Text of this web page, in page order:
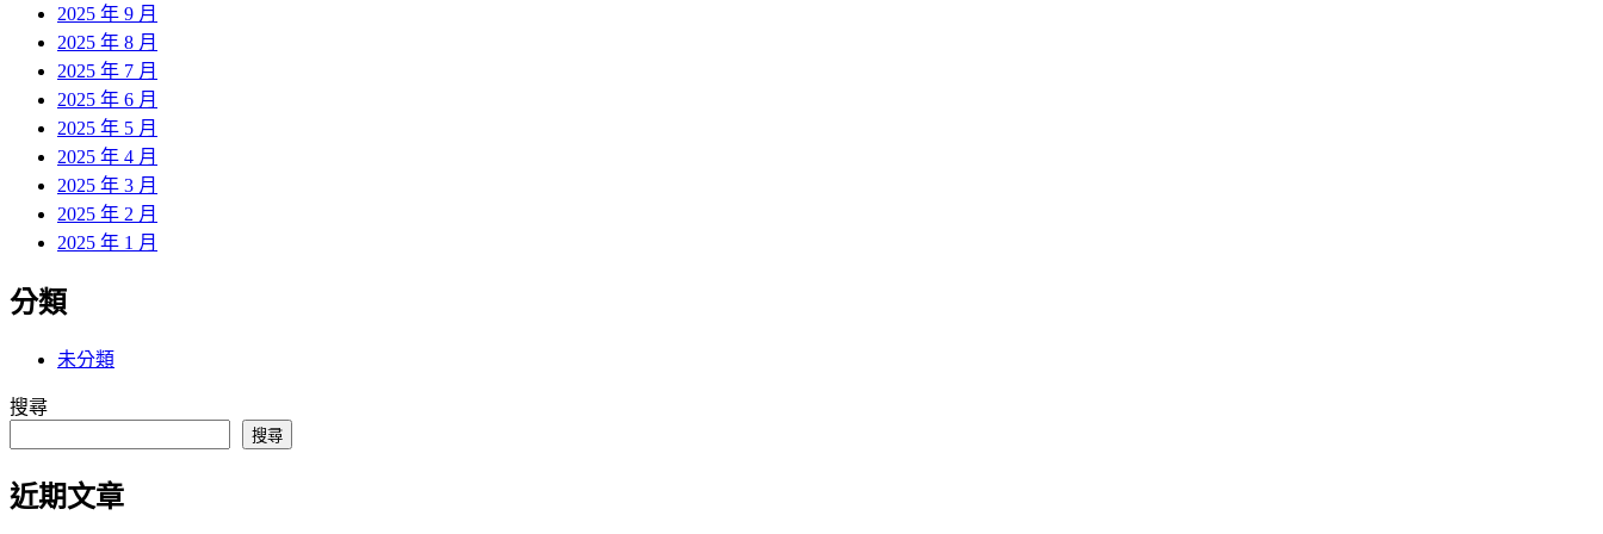
2025 年 9 月
2025 年 8 月
2025 年 7 月
2025 年 6 月
2025 年 5 月
2025 年 4 月
2025 年 3 月
2025 年 2 月
2025 年 1 月
分類
未分類
搜尋
搜尋
近期文章